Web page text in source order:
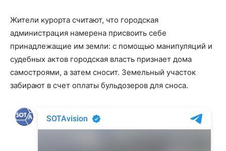
Жители курорта считают, что городская
администрация намерена присвоить себе
принадлежащие им земли: с помощью манипуляций и
судебных актов городская власть признает дома
самостроями, а затем сносит. Земельный участок
забирают в счет оплаты бульдозеров для сноса.